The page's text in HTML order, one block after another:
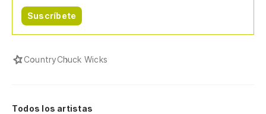
Suscríbete
CountryChuck Wicks
Todos los artistas